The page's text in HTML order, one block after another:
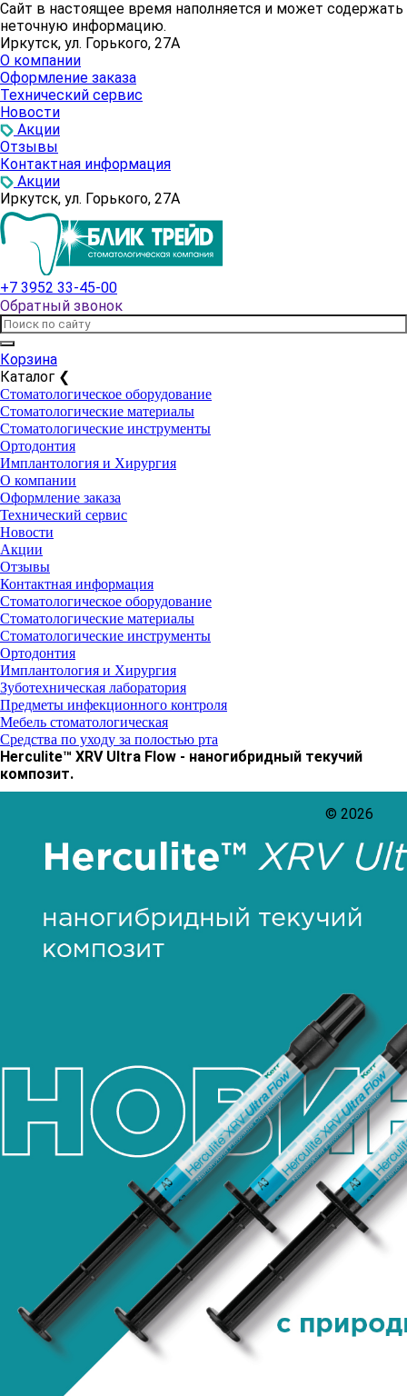
Сайт в настоящее время наполняется и может содержать
неточную информацию.
Иркутск, ул. Горького, 27А
О компании
Оформление заказа
Технический сервис
Новости
Акции
Отзывы
Контактная информация
Акции
Иркутск, ул. Горького, 27А
+7 3952 33-45-00
Обратный звонок
Корзина
Каталог ❮
Стоматологическое оборудование
Стоматологические материалы
Стоматологические инструменты
Ортодонтия
Имплантология и Хирургия
О компании
Оформление заказа
Технический сервис
Новости
Акции
Отзывы
Контактная информация
Стоматологическое оборудование
Стоматологические материалы
Стоматологические инструменты
Ортодонтия
Имплантология и Хирургия
Зуботехническая лаборатория
Предметы инфекционного контроля
Мебель стоматологическая
Средства по уходу за полостью рта
Herculite™ XRV Ultra Flow - наногибридный текучий
композит.
© 2026